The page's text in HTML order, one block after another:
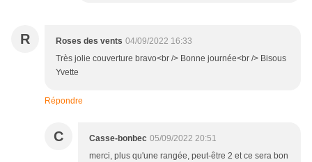
R Roses des vents 04/09/2022 16:33
Très jolie couverture bravo<br /> Bonne journée<br /> Bisous
Yvette
Répondre
C Casse-bonbec 05/09/2022 20:51
merci, plus qu'une rangée, peut-être 2 et ce sera bon